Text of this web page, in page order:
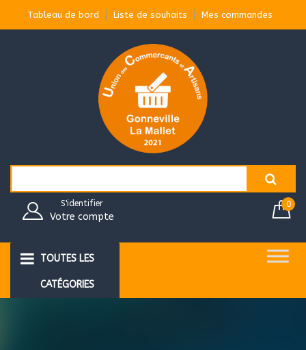
Tableau de bord Liste de souhaits Mes commandes
S'identifier
Votre compte
0
TOUTES LES
CATÉGORIES